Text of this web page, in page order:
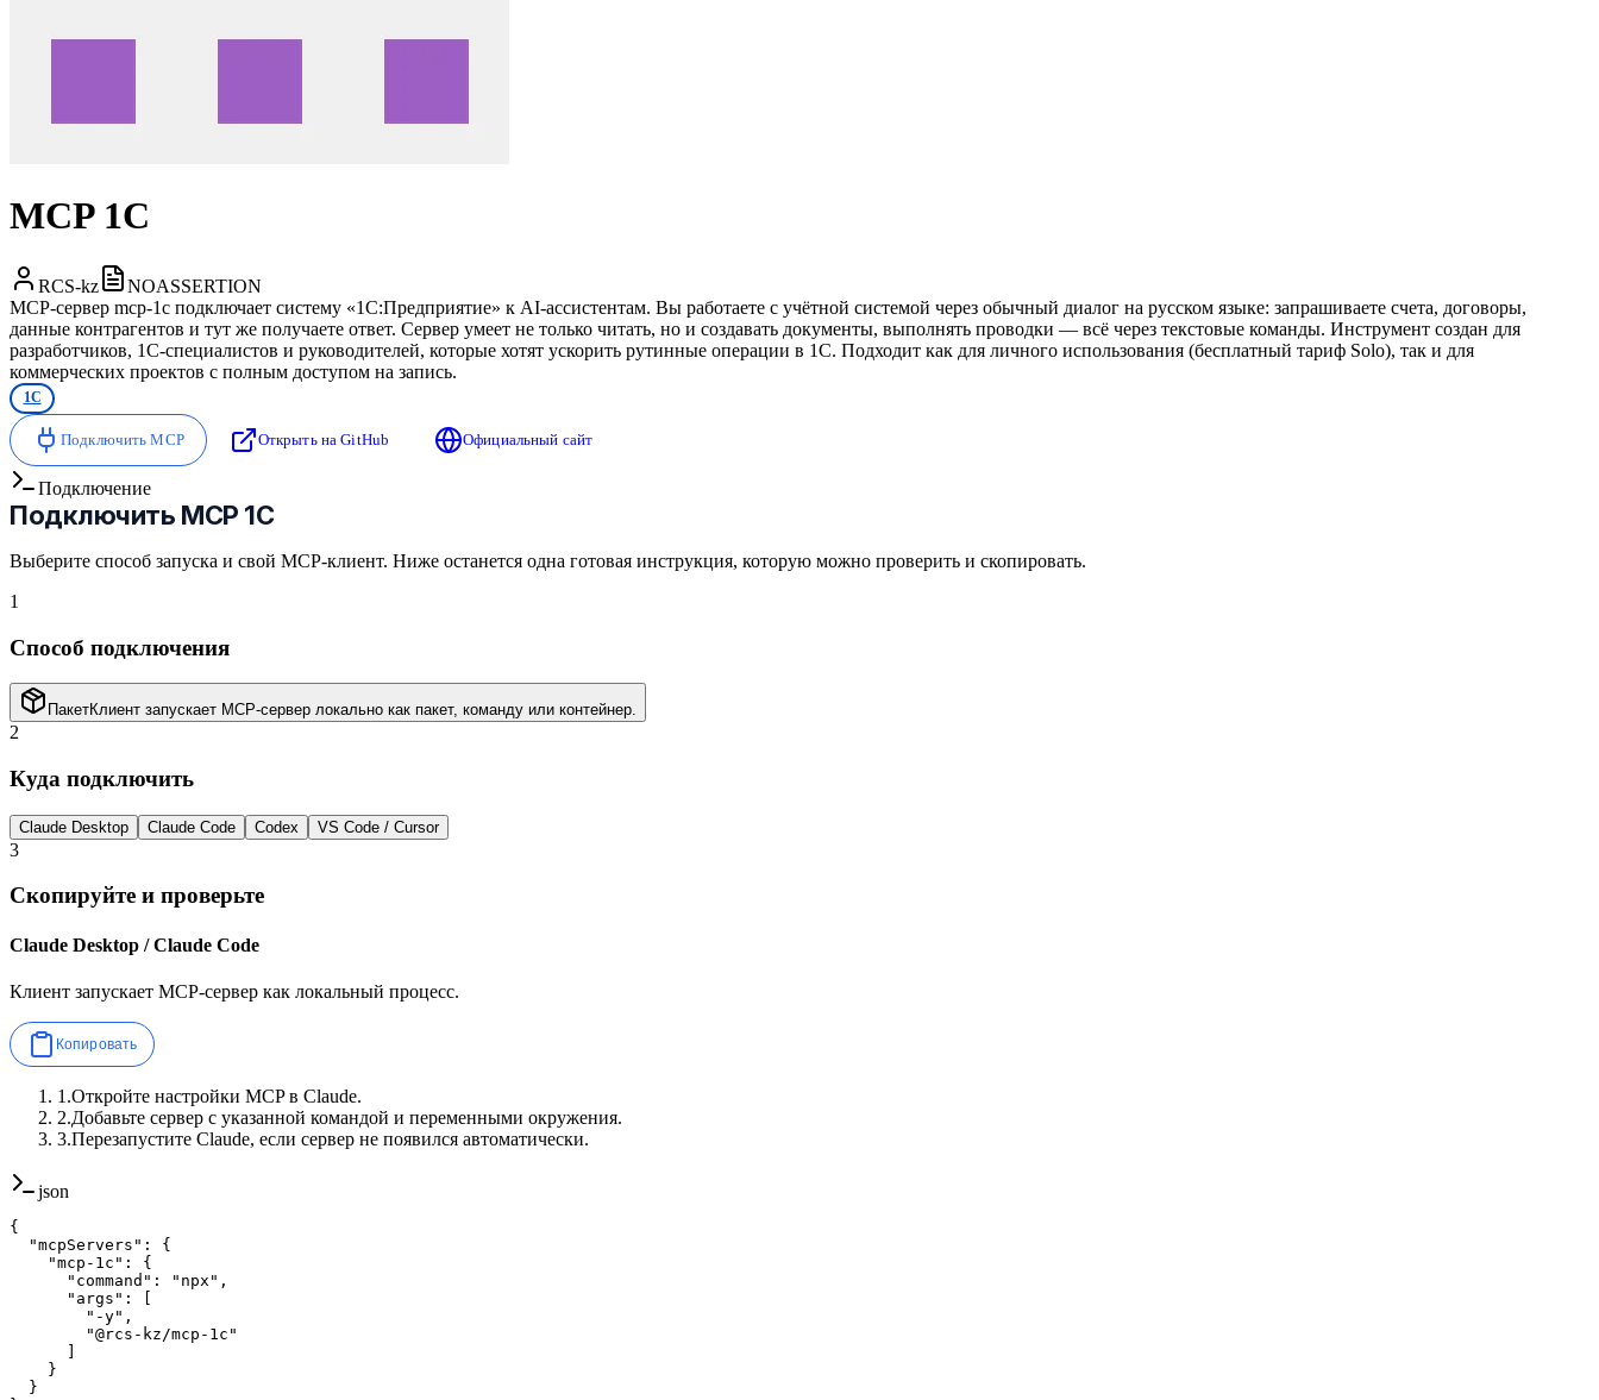
MCP 1С
RCS-kz
NOASSERTION
MCP-сервер mcp-1c подключает систему «1С:Предприятие» к AI-ассистентам. Вы работаете с учётной системой через обычный диалог на русском языке: запрашиваете счета, договоры,
данные контрагентов и тут же получаете ответ. Сервер умеет не только читать, но и создавать документы, выполнять проводки — всё через текстовые команды. Инструмент создан для
разработчиков, 1С-специалистов и руководителей, которые хотят ускорить рутинные операции в 1С. Подходит как для личного использования (бесплатный тариф Solo), так и для
коммерческих проектов с полным доступом на запись.
1С
Подключить MCP Открыть на GitHub Официальный сайт
Подключение
Подключить MCP 1С
Выберите способ запуска и свой MCP-клиент. Ниже останется одна готовая инструкция, которую можно проверить и скопировать.
1
Способ подключения
ПакетКлиент запускает MCP-сервер локально как пакет, команду или контейнер.
2
Куда подключить
Claude Desktop Claude Code Codex VS Code / Cursor
3
Скопируйте и проверьте
Claude Desktop / Claude Code
Клиент запускает MCP-сервер как локальный процесс.
Копировать
1 .Откройте настройки MCP в Claude.
2.Добавьте сервер с указанной командой и переменными окружения.
3.Перезапустите Claude, если сервер не появился автоматически.
json
{
  "mcpServers": {
    "mcp-1c": {
      "command": "npx",
      "args": [
        "-y",
        "@rcs-kz/mcp-1c"
    }
  }